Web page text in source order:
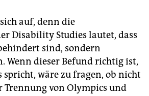
auf, denn die
Disability Studies lautet, dass
sind, sondern
Wenn dieser Befund richtig ist,
spricht, wäre zu fragen, ob nicht
Trennung von Olympics und